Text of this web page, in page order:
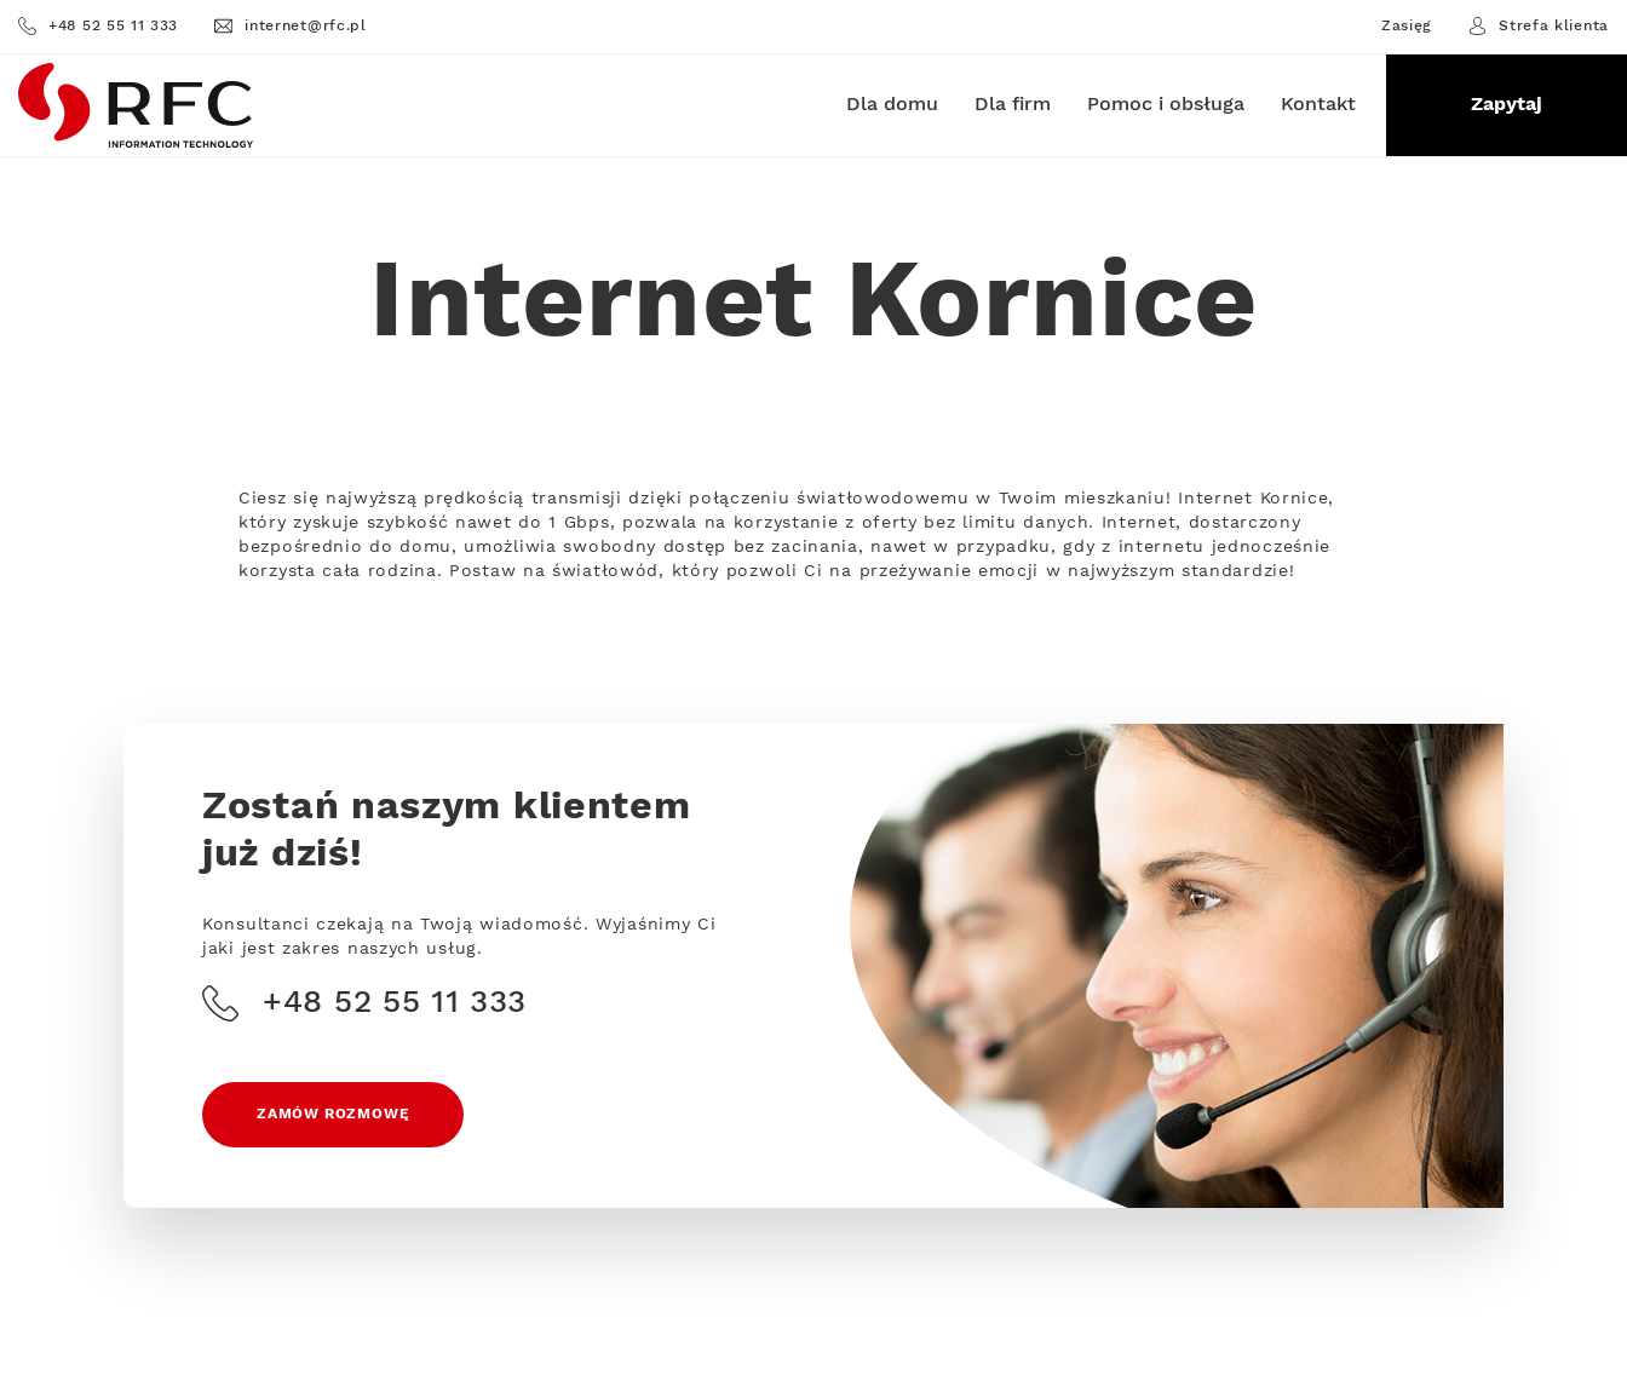
+48 52 55 11 333 internet@rfc.pl Zasięg Strefa klienta
RFC Dla domu Dla firm Pomoc i obsługa Kontakt Zapytaj
Internet Kornice
Ciesz się najwyższą prędkością transmisji dzięki połączeniu światłowodowemu w Twoim mieszkaniu! Internet Kornice,
który zyskuje szybkość nawet do 1 Gbps, pozwala na korzystanie z oferty bez limitu danych. Internet, dostarczony
bezpośrednio do domu, umożliwia swobodny dostęp bez zacinania, nawet w przypadku, gdy z internetu jednocześnie
korzysta cała rodzina. Postaw na światłowód, który pozwoli Ci na przeżywanie emocji w najwyższym standardzie!
Zostań naszym klientem
już dziś!
Konsultanci czekają na Twoją wiadomość. Wyjaśnimy Ci
jaki jest zakres naszych usług.
+48 52 55 11 333
ZAMÓW ROZMOWĘ